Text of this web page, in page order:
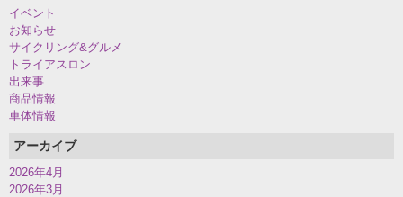
イベント
お知らせ
サイクリング&グルメ
トライアスロン
出来事
商品情報
車体情報
アーカイブ
2026年4月
2026年3月